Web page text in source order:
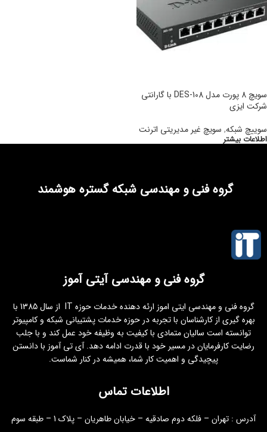
سویچ 8 پورت مدل DES-108 با گارانتی
شرکت ایزی
سوییچ شبکه, سویچ غیر مدیریتی اترنت
اطلاعات بیشتر
گروه فنی و مهندسی شبکه گستره هوشمند
گروه فنی و مهندسی آیتی آموز
گروه فنی و مهندسی ایتی اموز ارئه دهنده خدمات حوزه IT از سال 1385 با
بهره گیری از کارشناسان با تجربه در حوزه خدمات پشتیبانی شبکه و کامپیوتر
توانسته است سالیان متمادی با کیفیت به وظیفه خود عمل کند و با جلب
رضایت کارفرمایان در مسیر خود با قدرت ادامه دهد. آی تی آموز با دانستن
پیچیدگی و اهمیت کار شما، همیشه در کنار شماست.
اطلاعات تماس
آدرس : تهران – فلکه دوم صادقیه – خیابان طاهریان – پلاک 1 – طبقه سوم